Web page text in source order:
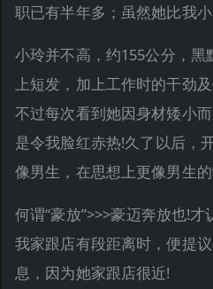
职已有半年多；虽然她比我
小玲并不高，约155公分，
上短发，加上工作时的干劲
不过每次看到她因身材矮小
是令我脸红赤热!久了以后，
像男生，在思想上更像男生的
何谓“豪放”>>>豪迈奔放也!
我家跟店有段距离时，便提
息，因为她家跟店很近!